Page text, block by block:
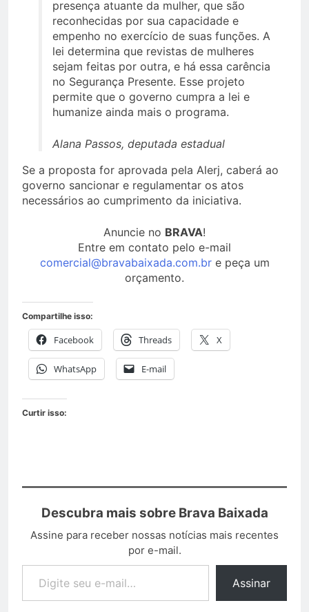
presença atuante da mulher, que são
reconhecidas por sua capacidade e
empenho no exercício de suas funções. A
lei determina que revistas de mulheres
sejam feitas por outra, e há essa carência
no Segurança Presente. Esse projeto
permite que o governo cumpra a lei e
humanize ainda mais o programa.
Alana Passos, deputada estadual
Se a proposta for aprovada pela Alerj, caberá ao
governo sancionar e regulamentar os atos
necessários ao cumprimento da iniciativa.
Anuncie no BRAVA!
Entre em contato pelo e-mail
comercial@bravabaixada.com.bre peça um
orçamento.
Compartilhe isso:
Facebook Threads X
WhatsApp E-mail
Curtir isso:
Descubra mais sobre Brava Baixada
Assine para receber nossas notícias mais recentes
por e-mail.
Assinar